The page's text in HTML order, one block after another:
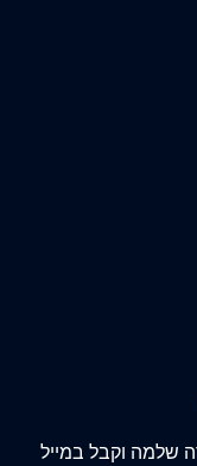
שלמה וקבל במייל